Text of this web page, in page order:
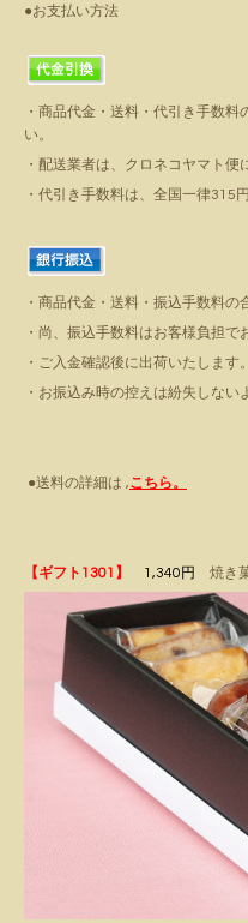
●お支払い方法
・商品代金・送料・代引き手数
い。
・配送業者は、クロネコヤマト便
・代引き手数料は、全国一律315
・商品代金・送料・振込手数料の
・尚、振込手数料はお客様負担で
・ご入金確認後に出荷いたします。
・お振込み時の控えは紛失しない
●送料の詳細は ,こちら。
【ギフト1301】 1,340円 焼き